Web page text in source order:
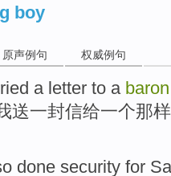
boy
原声例句 权威例句
aletter to a baron
送一封信给一个那样
done security for